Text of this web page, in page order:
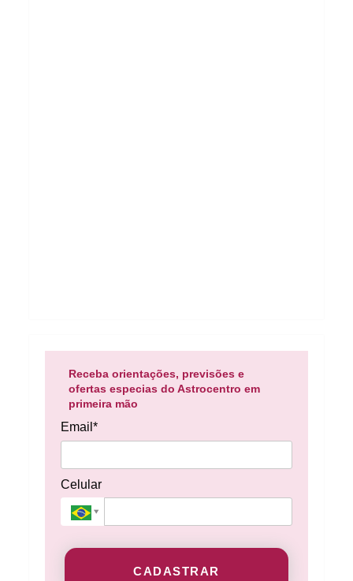
Receba orientações, previsões e
ofertas especias do Astrocentro em
primeira mão
Email*
Celular
CADASTRAR